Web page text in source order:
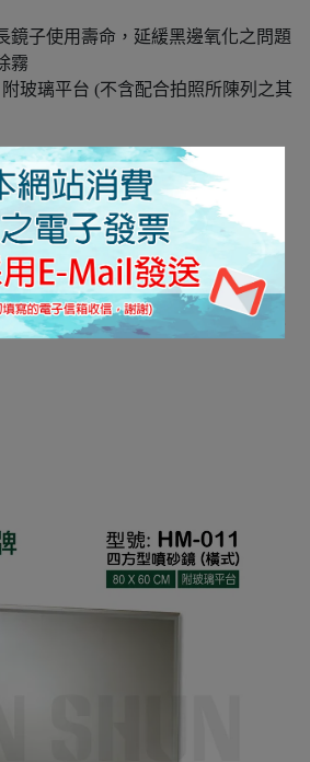
鏡子使用壽命，延緩黑邊氧化之問題
霧
附玻璃平台 (不含配合拍照所陳列之其
，以原廠規格所公佈資料為準。
的不同，皆會影響顯示器的顏色呈現，
官認知的差異， 所以出貨以實際商品顏